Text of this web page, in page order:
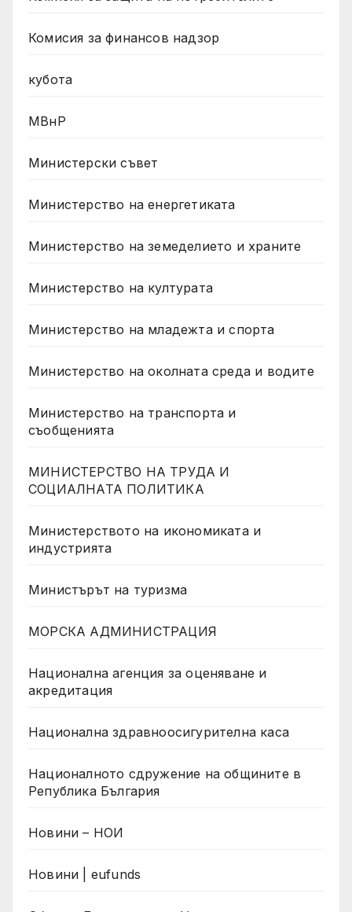
Комисия за финансов надзор
кубота
МВнР
Министерски съвет
Министерство на енергетиката
Министерство на земеделието и храните
Министерство на културата
Министерство на младежта и спорта
Министерство на околната среда и водите
Министерство на транспорта и
съобщенията
МИНИСТЕРСТВО НА ТРУДА И
СОЦИАЛНАТА ПОЛИТИКА
Министерството на икономиката и
индустрията
Министърът на туризма
МОРСКА АДМИНИСТРАЦИЯ
Национална агенция за оценяване и
акредитация
Национална здравноосигурителна каса
Националното сдружение на общините в
Република България
Новини – НОИ
Новини | eufunds